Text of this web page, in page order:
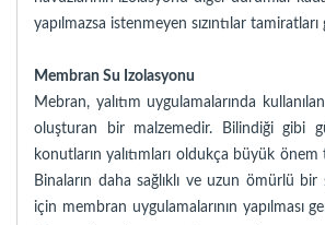
yapılmazsa istenmeyen sızıntılar
Membran Su Izolasyonu
Mebran, yalıtım uygulamalarında
oluşturan bir malzemedir. Bilindiği gibi
konutların yalıtımları oldukça büyük
Binaların daha sağlıklı ve uzun ömürlü
için membran uygulamalarının yapılması